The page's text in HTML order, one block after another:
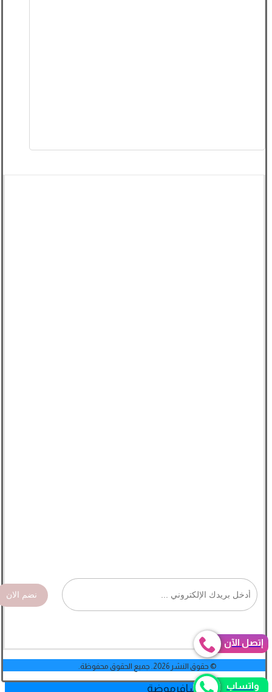
نضم الان
© حقوق النشر 2026. جميع الحقوق محفوظة.
جماللایف ستایلیسافرموضة
إتصل الآن
واتساب